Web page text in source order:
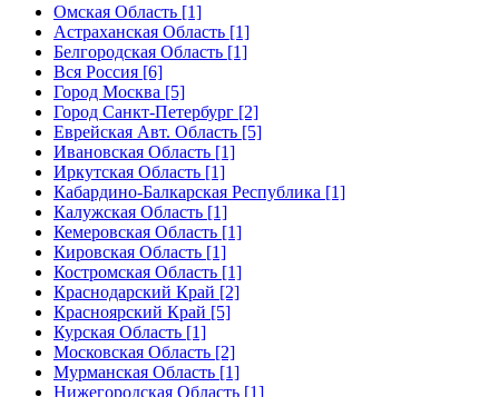
Омская Область [1]
Астраханская Область [1]
Белгородская Область [1]
Вся Россия [6]
Город Москва [5]
Город Санкт-Петербург [2]
Еврейская Авт. Область [5]
Ивановская Область [1]
Иркутская Область [1]
Кабардино-Балкарская Республика [1]
Калужская Область [1]
Кемеровская Область [1]
Кировская Область [1]
Костромская Область [1]
Краснодарский Край [2]
Красноярский Край [5]
Курская Область [1]
Московская Область [2]
Мурманская Область [1]
Нижегородская Область [1]